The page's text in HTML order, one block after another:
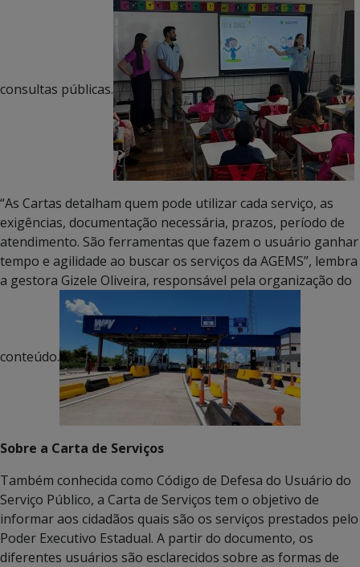
consultas públicas.
“As Cartas detalham quem pode utilizar cada serviço, as
exigências, documentação necessária, prazos, período de
atendimento. São ferramentas que fazem o usuário ganhar
tempo e agilidade ao buscar os serviços da AGEMS”, lembra
a gestora Gizele Oliveira, responsável pela organização do
conteúdo.
Sobre a Carta de Serviços
Também conhecida como Código de Defesa do Usuário do
Serviço Público, a Carta de Serviços tem o objetivo de
informar aos cidadãos quais são os serviços prestados pelo
Poder Executivo Estadual. A partir do documento, os
diferentes usuários são esclarecidos sobre as formas de